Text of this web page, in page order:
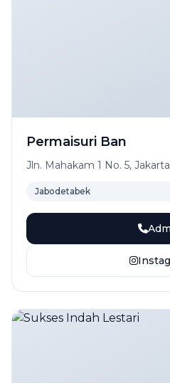
Permaisuri Ban
Jln. Mahakam 1 No. 5,
Jabodetabek